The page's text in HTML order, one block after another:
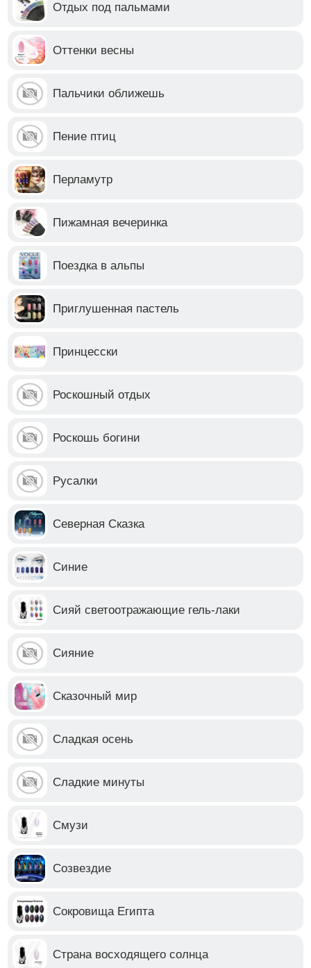
Отдых под пальмами
Оттенки весны
Пальчики оближешь
Пение птиц
Перламутр
Пижамная вечеринка
Поездка в альпы
Приглушенная пастель
Принцесски
Роскошный отдых
Роскошь богини
Русалки
Северная Сказка
Синие
Сияй светоотражающие гель-лаки
Сияние
Сказочный мир
Сладкая осень
Сладкие минуты
Смузи
Созвездие
Сокровища Египта
Страна восходящего солнца